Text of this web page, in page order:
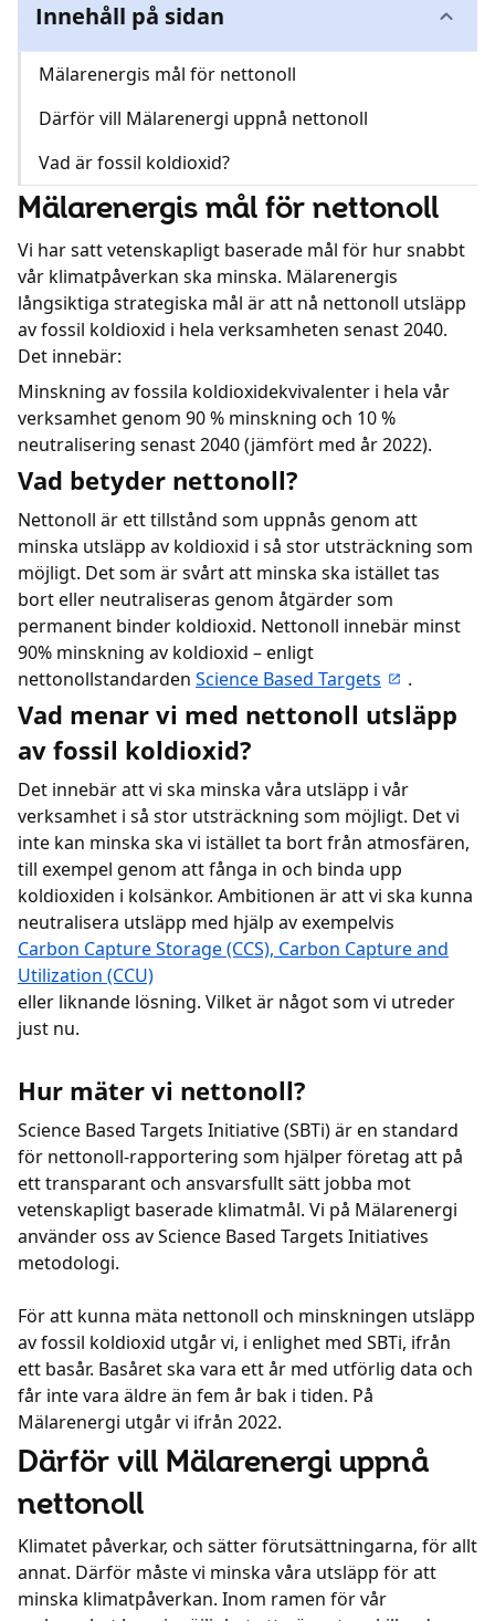
Innehåll på sidan
Mälarenergis mål för nettonoll
Därför vill Mälarenergi uppnå nettonoll
Vad är fossil koldioxid?
Mälarenergis mål för nettonoll
Vi har satt vetenskapligt baserade mål för hur snabbt
vår klimatpåverkan ska minska. Mälarenergis
långsiktiga strategiska mål är att nå nettonoll utsläpp
av fossil koldioxid i hela verksamheten senast 2040.
Det innebär:
Minskning av fossila koldioxidekvivalenter i hela vår
verksamhet genom 90 % minskning och 10 %
neutralisering senast 2040 (jämfört med år 2022).
Vad betyder nettonoll?
Nettonoll är ett tillstånd som uppnås genom att
minska utsläpp av koldioxid i så stor utsträckning som
möjligt. Det som är svårt att minska ska istället tas
bort eller neutraliseras genom åtgärder som
permanent binder koldioxid. Nettonoll innebär minst
90% minskning av koldioxid – enligt
nettonollstandarden Science Based Targets .
Vad menar vi med nettonoll utsläpp
av fossil koldioxid?
Det innebär att vi ska minska våra utsläpp i vår
verksamhet i så stor utsträckning som möjligt. Det vi
inte kan minska ska vi istället ta bort från atmosfären,
till exempel genom att fånga in och binda upp
koldioxiden i kolsänkor. Ambitionen är att vi ska kunna
neutralisera utsläpp med hjälp av exempelvis
Carbon Capture Storage (CCS), Carbon Capture and
Utilization (CCU)
eller liknande lösning. Vilket är något som vi utreder
just nu.
Hur mäter vi nettonoll?
Science Based Targets Initiative (SBTi) är en standard
för nettonoll-rapportering som hjälper företag att på
ett transparant och ansvarsfullt sätt jobba mot
vetenskapligt baserade klimatmål. Vi på Mälarenergi
använder oss av Science Based Targets Initiatives
metodologi.
För att kunna mäta nettonoll och minskningen utsläpp
av fossil koldioxid utgår vi, i enlighet med SBTi, ifrån
ett basår. Basåret ska vara ett år med utförlig data och
får inte vara äldre än fem år bak i tiden. På
Mälarenergi utgår vi ifrån 2022.
Därför vill Mälarenergi uppnå
nettonoll
Klimatet påverkar, och sätter förutsättningarna, för allt
annat. Därför måste vi minska våra utsläpp för att
minska klimatpåverkan. Inom ramen för vår